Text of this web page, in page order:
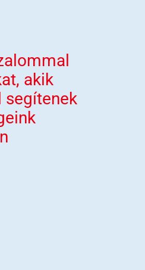
akik
segítenek